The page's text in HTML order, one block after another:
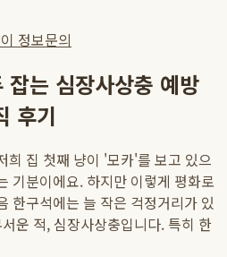
정보문의
잡는 심장사상충 예방
후기
희 집 첫째 냥이 '모카'를 보고 있으
기분이에요. 하지만 이렇게 평화로
한구석에는 늘 작은 걱정거리가 있
운 적, 심장사상충입니다. 특히 한